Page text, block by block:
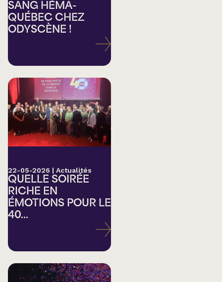
SANG HÉMA-
QUÉBEC CHEZ
ODYSCÈNE !
22-05-2026 | Actualités
QUELLE SOIRÉE
RICHE EN
ÉMOTIONS POUR LE
40...